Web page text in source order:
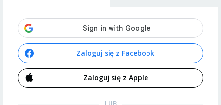
Zaloguj się z Facebook
Zaloguj się z Apple
LUB